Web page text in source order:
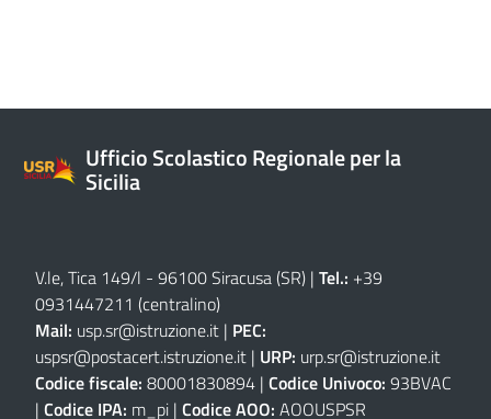
Ufficio Scolastico Regionale per la
Sicilia
V.le, Tica 149/l - 96100 Siracusa (SR) | Tel.: +39
0931447211 (centralino)
Mail: usp.sr@istruzione.it | PEC:
uspsr@postacert.istruzione.it | URP: urp.sr@istruzione.it
Codice fiscale: 80001830894 | Codice Univoco: 93BVAC
| Codice IPA: m_pi | Codice AOO: AOOUSPSR